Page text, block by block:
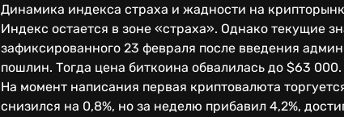
Динамика индекса страха и жадности на
Индекс остается в зоне «страха». Однако текущие
зафиксированного 23 февраля после введения
пошлин. Тогда цена биткоина обвалилась до $63 000.
На момент написания первая криптовалюта
снизился на 0,8%, но за неделю прибавил 4,2%,